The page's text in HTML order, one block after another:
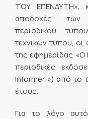
ΤΟΥ ΕΠΕΝΔΥΤΗ»,
αποδοχές των
περιοδικού
τεχνικών τύπου, οι
της εφημερίδας
περιοδικές
Informer ») από το
έτους.
Για το λόγο